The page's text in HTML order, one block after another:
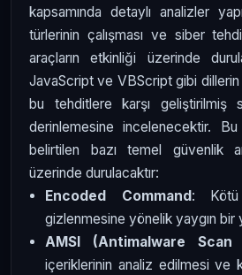
kapsamında detaylı analizler
türlerinin çalışması ve siber
araçların etkinliği üzerinde
JavaScript ve VBScript gibi
bu tehditlere karşı geliştirilmiş
derinlemesine incelenecektir. Bu
belirtilen bazı temel güvenlik
üzerinde durulacaktır:
Encoded Command: Kötü
gizlenmesine yönelik yaygın bir
AMSI (Antimalware Scan
içeriklerinin analiz edilmesi ve